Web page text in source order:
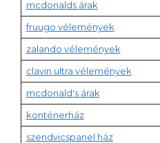
mcdonalds árak
fruugo vélemények
zalando vélemények
clavin ultra vélemények
mcdonald's árak
konténerház
szendvicspanel ház